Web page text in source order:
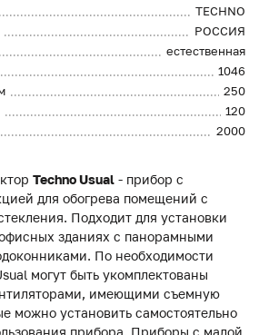
TECHNO
РОССИЯ
естественная
1046
250
120
2000
Techno Usual - прибор с
для обогрева помещений с
Подходит для установки
зданиях с панорамными
По необходимости
могут быть укомплектованы
имеющими съемную
можно установить самостоятельно